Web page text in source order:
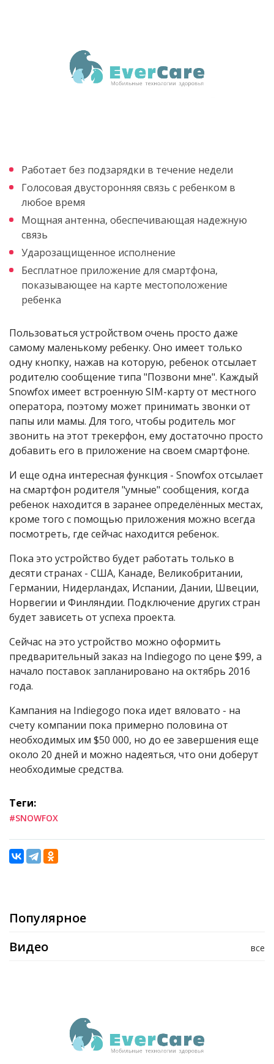
Работает без подзарядки в течение недели
Голосовая двусторонняя связь с ребенком в
любое время
Мощная антенна, обеспечивающая надежную
связь
Ударозащищенное исполнение
Бесплатное приложение для смартфона,
показывающее на карте местоположение
ребенка
Пользоваться устройством очень просто даже
самому маленькому ребенку. Оно имеет только
одну кнопку, нажав на которую, ребенок отсылает
родителю сообщение типа "Позвони мне". Каждый
Snowfox имеет встроенную SIM-карту от местного
оператора, поэтому может принимать звонки от
папы или мамы. Для того, чтобы родитель мог
звонить на этот трекерфон, ему достаточно просто
добавить его в приложение на своем смартфоне.
И еще одна интересная функция - Snowfox отсылает
на смартфон родителя "умные" сообщения, когда
ребенок находится в заранее определённых местах,
кроме того с помощью приложения можно всегда
посмотреть, где сейчас находится ребенок.
Пока это устройство будет работать только в
десяти странах - США, Канаде, Великобритании,
Германии, Нидерландах, Испании, Дании, Швеции,
Норвегии и Финляндии. Подключение других стран
будет зависеть от успеха проекта.
Сейчас на это устройство можно оформить
предварительный заказ на Indiegogo по цене $99, а
начало поставок запланировано на октябрь 2016
года.
Кампания на Indiegogo пока идет вяловато - на
счету компании пока примерно половина от
необходимых им $50 000, но до ее завершения еще
около 20 дней и можно надеяться, что они доберут
необходимые средства.
Теги:
#SNOWFOX
Популярное
все
Видео